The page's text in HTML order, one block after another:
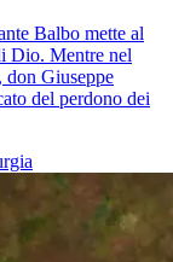
Balbo mette al
Dio. Mentre nel
don Giuseppe
del perdono dei